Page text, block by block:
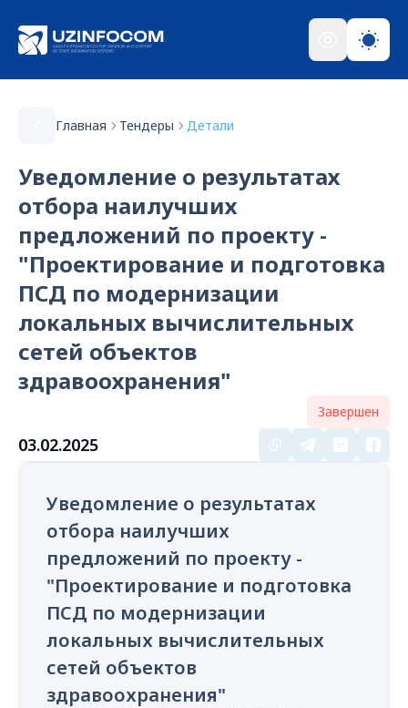
Главная Тендеры Детали
Уведомление о результатах
отбора наилучших
предложений по проекту -
"Проектирование и подготовка
ПСД по модернизации
локальных вычислительных
сетей объектов
здравоохранения"
Завершен
03.02.2025
Уведомление о результатах
отбора наилучших
предложений по проекту -
"Проектирование и подготовка
ПСД по модернизации
локальных вычислительных
сетей объектов
здравоохранения"